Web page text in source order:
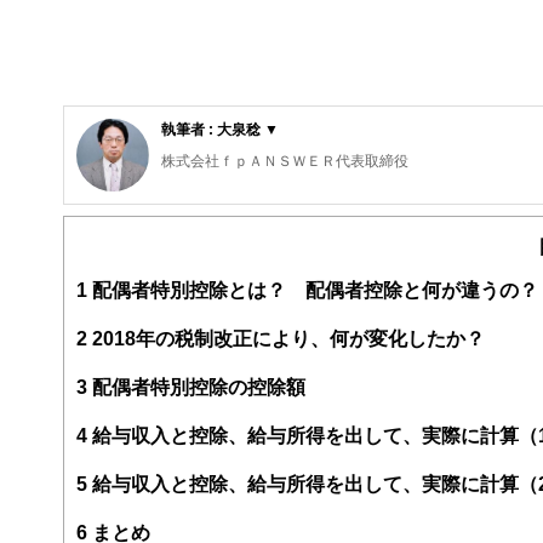
執筆者 : 大泉稔 ▼
株式会社ｆｐＡＮＳＷＥＲ代表取締役
専門学校東京スクールオブビジネス非常勤講師
刑務所職員、電鉄系タクシー会社事故係、社会保険庁ね
以上のリタイアメント層と３０〜５０歳代の独身女性か
1 配偶者特別控除とは？ 配偶者控除と何が違うの？
2 2018年の税制改正により、何が変化したか？
3 配偶者特別控除の控除額
4 給与収入と控除、給与所得を出して、実際に計算（1
5 給与収入と控除、給与所得を出して、実際に計算（2
6 まとめ